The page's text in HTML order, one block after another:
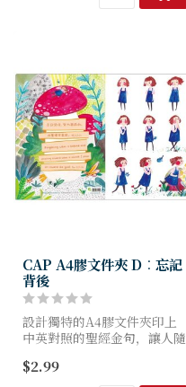
CAP A4膠文件夾 D︰忘記
背後
設計獨特的A4膠文件夾印上
中英對照的聖經金句，讓人隨
$2.99